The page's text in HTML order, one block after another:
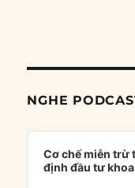
NGHE
Audio
Player
Cơ chế miễn trừ
định đầu tư